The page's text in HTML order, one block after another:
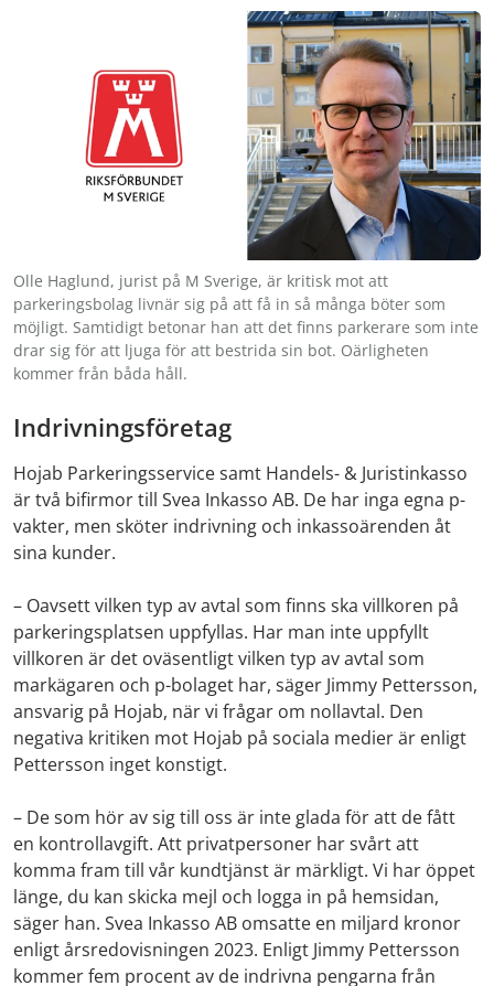
Olle Haglund, jurist på M Sverige, är kritisk mot att
parkeringsbolag livnär sig på att få in så många böter som
möjligt. Samtidigt betonar han att det finns parkerare som inte
drar sig för att ljuga för att bestrida sin bot. Oärligheten
kommer från båda håll.
Indrivningsföretag
Hojab Parkeringsservice samt Handels- & Juristinkasso
är två bifirmor till Svea Inkasso AB. De har inga egna p-
vakter, men sköter indrivning och inkassoärenden åt
sina kunder.
– Oavsett vilken typ av avtal som finns ska villkoren på
parkeringsplatsen uppfyllas. Har man inte uppfyllt
villkoren är det oväsentligt vilken typ av avtal som
markägaren och p-bolaget har, säger Jimmy Pettersson,
ansvarig på Hojab, när vi frågar om nollavtal. Den
negativa kritiken mot Hojab på sociala medier är enligt
Pettersson inget konstigt.
– De som hör av sig till oss är inte glada för att de fått
en kontrollavgift. Att privatpersoner har svårt att
komma fram till vår kundtjänst är märkligt. Vi har öppet
länge, du kan skicka mejl och logga in på hemsidan,
säger han. Svea Inkasso AB omsatte en miljard kronor
enligt årsredovisningen 2023. Enligt Jimmy Pettersson
kommer fem procent av de indrivna pengarna från